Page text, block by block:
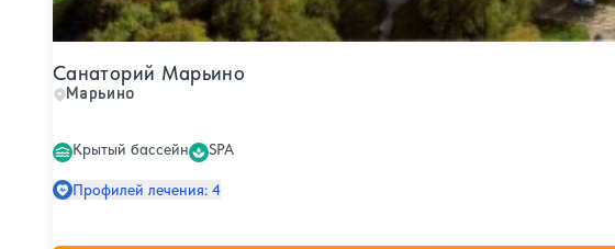
Санаторий Марьино
Марьино
Крытый бассейн SPA
Профилей лечения: 4